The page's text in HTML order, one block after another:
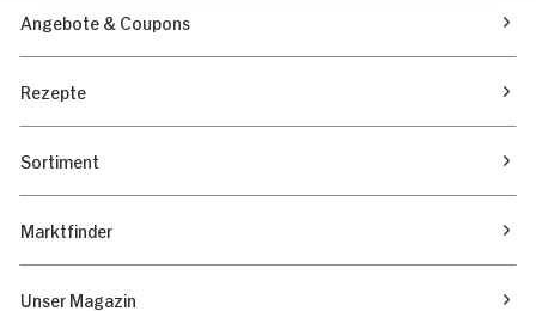
Angebote & Coupons
Rezepte
Sortiment
Marktfinder
Unser Magazin